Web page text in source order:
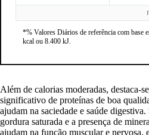
*% Valores Diários de referência com base
kcal ou 8.400 kJ.
Além de calorias moderadas, destaca-
significativo de proteínas de boa
ajudam na saciedade e saúde
gordura saturada e a presença de
ajudam na função muscular e nervosa,